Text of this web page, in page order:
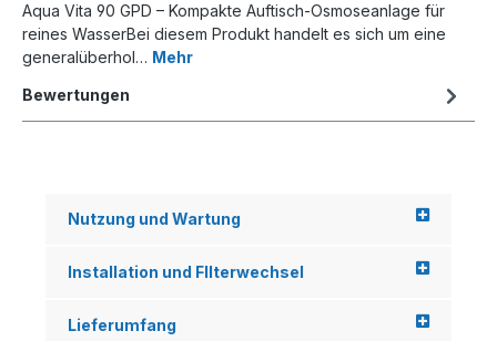
Aqua Vita 90 GPD – Kompakte Auftisch-Osmoseanlage für
reines WasserBei diesem Produkt handelt es sich um eine
generalüberhol… Mehr
Bewertungen
Nutzung und Wartung
Installation und FIlterwechsel
Lieferumfang